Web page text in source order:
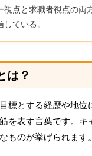
視点と求職者視点の両
ている。
は？
標とする経歴や地位
を表す言葉です。キ
ものが挙げられます。